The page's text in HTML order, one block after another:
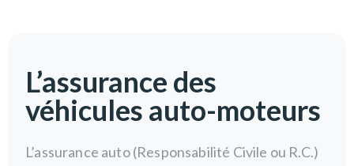
L’assurance des
véhicules auto-moteurs
L’assurance auto (Responsabilité Civile ou R.C.)